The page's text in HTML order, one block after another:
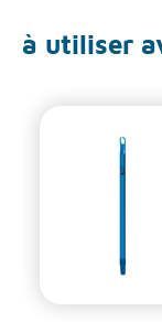
à utiliser